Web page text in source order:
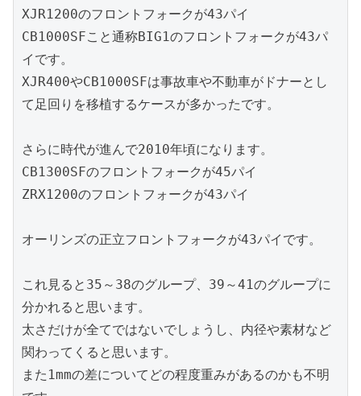
XJR1200のフロントフォークが43パイ
CB1000SFこと通称BIG1のフロントフォークが43パ
イです。
XJR400やCB1000SFは事故車や不動車がドナーとし
て足回りを移植するケースが多かったです。
さらに時代が進んで2010年頃になります。
CB1300SFのフロントフォークが45パイ
ZRX1200のフロントフォークが43パイ
オーリンズの正立フロントフォークが43パイです。
これ見ると35～38のグループ、39～41のグループに
分かれると思います。
太さだけが全てではないでしょうし、内径や素材など
関わってくると思います。
また1mmの差についてどの程度重みがあるのかも不明